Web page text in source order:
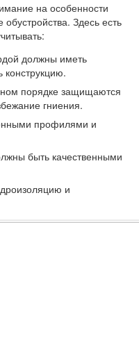
на особенности
Здесь есть
должны иметь
конструкцию.
порядке защищаются
гниения.
профилями и
быть качественными
и